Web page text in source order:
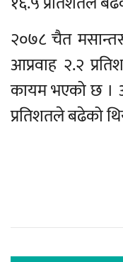
२०७८ चैत
आप्रवाह २.२
कायम भएको छ ।
प्रतिशतले बढेको